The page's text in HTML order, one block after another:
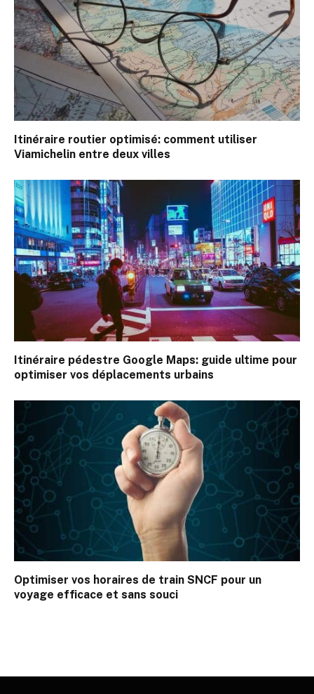
Itinéraire routier optimisé: comment utiliser
Viamichelin entre deux villes
Itinéraire pédestre Google Maps: guide ultime pour
optimiser vos déplacements urbains
Optimiser vos horaires de train SNCF pour un
voyage efficace et sans souci